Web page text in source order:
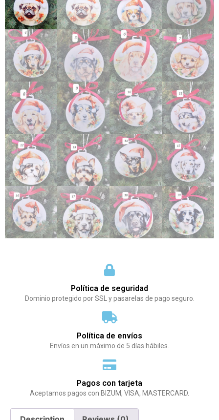
Política de seguridad
Dominio protegido por SSL y pasarelas de pago seguro.
Política de envíos
Envíos en un máximo de 5 días hábiles.
Pagos con tarjeta
Aceptamos pagos con BIZUM, VISA, MASTERCARD.